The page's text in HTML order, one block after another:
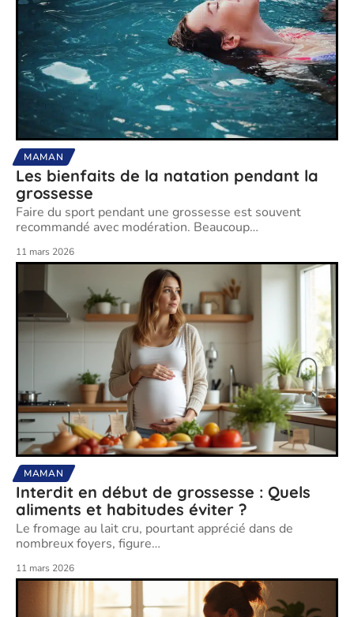
MAMAN
Les bienfaits de la natation pendant la
grossesse
Faire du sport pendant une grossesse est souvent
recommandé avec modération. Beaucoup…
11 mars 2026
MAMAN
Interdit en début de grossesse : Quels
aliments et habitudes éviter ?
Le fromage au lait cru, pourtant apprécié dans de
nombreux foyers, figure…
11 mars 2026